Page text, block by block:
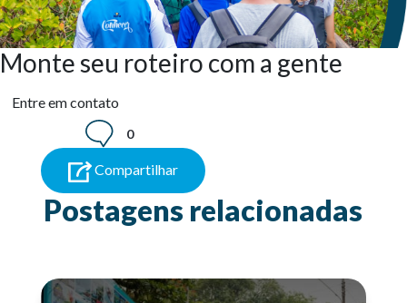
Monte seu roteiro com a gente
Entre em contato
0
Compartilhar
Postagens relacionadas